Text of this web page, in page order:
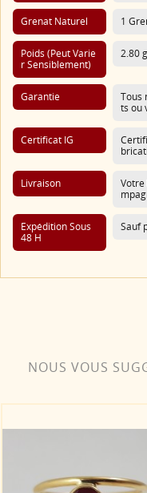
Grenat Naturel 1
Poids (Peut Varie
R Sensiblement)
2.80 g
Garantie
Tous
ts ou
Certificat IG
Livraison
Votre
Expédition Sous
48 H
Sauf
NOUS VOUS